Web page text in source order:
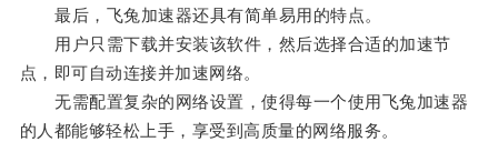
最后，飞兔加速器还具有简单易用的特点。
用户只需下载并安装该软件，然后选择合适的加速节
点，即可自动连接并加速网络。
无需配置复杂的网络设置，使得每一个使用飞兔加速器
的人都能够轻松上手，享受到高质量的网络服务。